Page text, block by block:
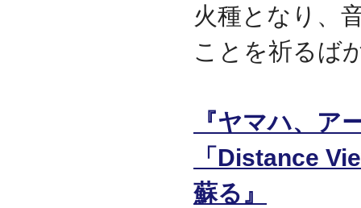
火種となり、
ことを祈るば
『ヤマハ、ア
「Distance
蘇る』